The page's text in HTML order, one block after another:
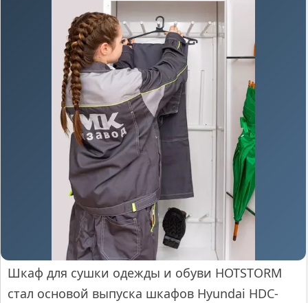
Шкаф для сушки одежды и обуви HOTSTORM
стал основой выпуска шкафов Hyundai HDC-